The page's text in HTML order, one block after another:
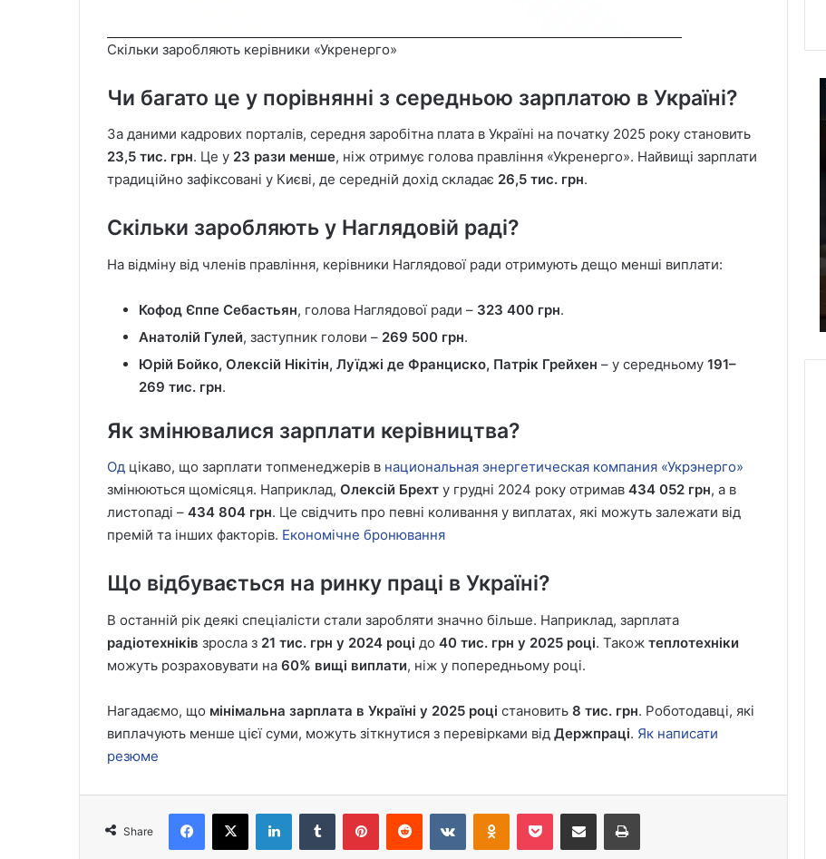
Скільки заробляють керівники «Укренерго»
Чи багато це у порівнянні з середньою зарплатою в Україні?
За даними кадрових порталів, середня заробітна плата в Україні на початку 2025 року становить
23,5 тис. грн. Це у 23 рази менше, ніж отримує голова правління «Укренерго». Найвищі зарплати
традиційно зафіксовані у Києві, де середній дохід складає 26,5 тис. грн.
Скільки заробляють у Наглядовій раді?
На відміну від членів правління, керівники Наглядової ради отримують дещо менші виплати:
Кофод Єппе Себастьян, голова Наглядової ради – 323 400 грн.
Анатолій Гулей, заступник голови – 269 500 грн.
Юрій Бойко, Олексій Нікітін, Луїджі де Франциско, Патрік Грейхен – у середньому 191–
269 тис. грн.
Як змінювалися зарплати керівництва?
Од цікаво, що зарплати топменеджерів в национальная энергетическая компания «Укрэнерго»
змінюються щомісяця. Наприклад, Олексій Брехт у грудні 2024 року отримав 434 052 грн, а в
листопаді – 434 804 грн. Це свідчить про певні коливання у виплатах, які можуть залежати від
премій та інших факторів. Економічне бронювання
Що відбувається на ринку праці в Україні?
В останній рік деякі спеціалісти стали заробляти значно більше. Наприклад, зарплата
радіотехніків зросла з 21 тис. грн у 2024 році до 40 тис. грн у 2025 році. Також теплотехніки
можуть розраховувати на 60% вищі виплати, ніж у попередньому році.
Нагадаємо, що мінімальна зарплата в Україні у 2025 році становить 8 тис. грн. Роботодавці, які
виплачують менше цієї суми, можуть зіткнутися з перевірками від Держпраці. Як написати
резюме
Share
Facebook
X LinkedInTumblr PinterestReddit VKontakteOdnoklassniki
Pocket Share via Email Print